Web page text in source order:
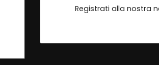
Registrati alla nostra